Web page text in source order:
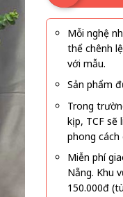
Mỗi nghệ
thể chênh
với mẫu.
Sản phẩm
Trong
kịp, TCF
phong cách
Miễn phí
Nẵng. Khu
150.000đ